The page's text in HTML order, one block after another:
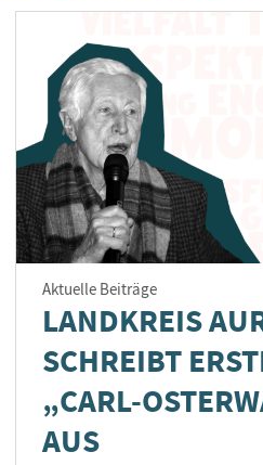
Aktuelle Beiträge
LANDKREIS
SCHREIBT
„CARL-
AUS